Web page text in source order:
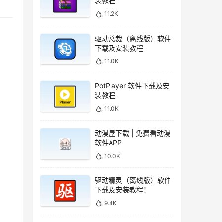
11.2K
驱动总裁（离线版）软件
下载及安装教程
11.0K
PotPlayer 软件下载及安
装教程
11.0K
动漫屋下载 | 免费看动漫
软件APP
10.0K
驱动精灵（离线版）软件
下载及安装教程！
9.4K